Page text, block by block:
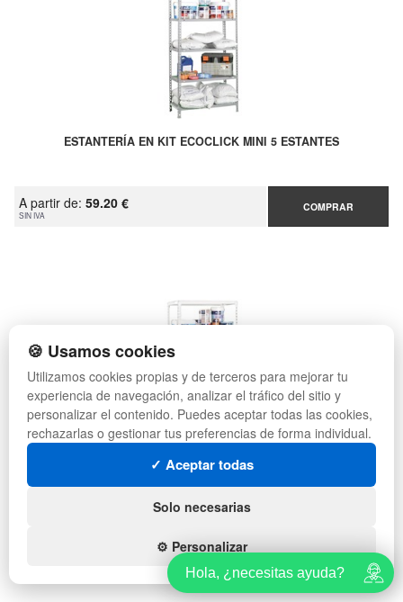
ESTANTERÍA EN KIT ECOCLICK MINI 5 ESTANTES
A partir de: 59.20 €
SIN IVA
COMPRAR
ESTANTERÍA EN KIT ECOCLICK MINI 4 ESTANTES
🍪 Usamos cookies
Utilizamos cookies propias y de terceros para mejorar tu
experiencia de navegación, analizar el tráfico del sitio y
personalizar el contenido. Puedes aceptar todas las cookies,
rechazarlas o gestionar tus preferencias de forma individual.
✓ Aceptar todas
Solo necesarias
⚙️ Personalizar
Hola, ¿necesitas ayuda?